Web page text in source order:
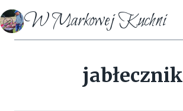
Przejdź
do
treści
W Markowej Kuchni
jabłecznik